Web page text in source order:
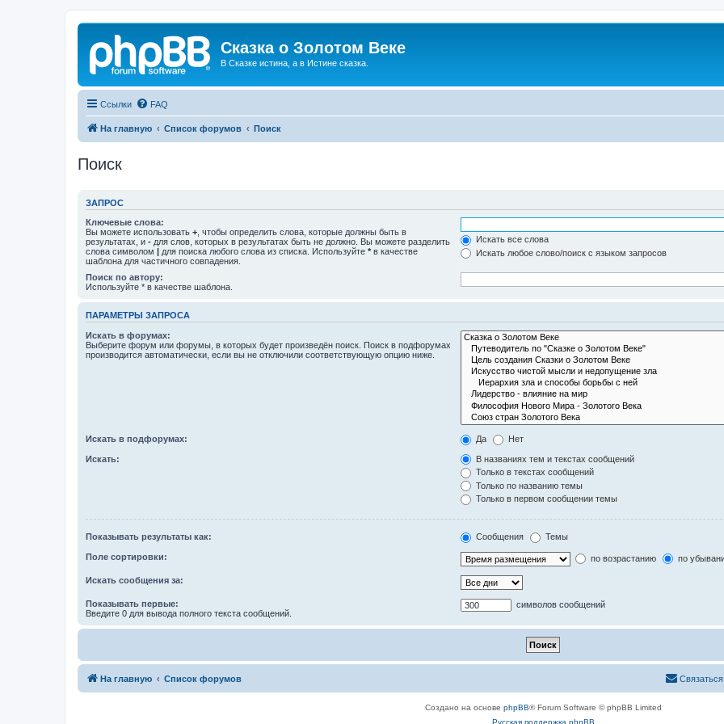
Сказка о Золотом Веке
В Сказке истина, а в Истине сказка.
Ссылки FAQ
На главную Список форумов Поиск
Поиск
ЗАПРОС
Ключевые слова:
Вы можете использовать + , чтобы определить слова, которые должны быть в
результатах, и - для слов, которых в результатах быть не должно. Вы можете разделить
слова символом | для поиска любого слова из списка. Используйте * в качестве
шаблона для частичного совпадения.
Искать все слова
Искать любое слово/поиск с языком запросов
Поиск по автору:
Используйте * в качестве шаблона.
ПАРАМЕТРЫ ЗАПРОСА
Искать в форумах:
Выберите форум или форумы, в которых будет произведён поиск. Поиск в подфорумах
производится автоматически, если вы не отключили соответствующую опцию ниже.
Искать в подфорумах: Да Нет
Искать:
В названиях тем и текстах сообщений
Только в текстах сообщений
Только по названию темы
Только в первом сообщении темы
Показывать результаты как: Сообщения Темы
Поле сортировки: по возрастанию по
Искать сообщения за:
Показывать первые:
Введите 0 для вывода полного текста сообщений.
символов сообщений
На главную Список форумов
Создано на основе phpBB® Forum Software © phpBB Limited
Русская поддержка phpBB